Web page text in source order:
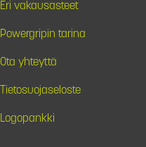
Eri vakausasteet
Powergripin tarina
Ota yhteyttä
Tietosuojaseloste
Logopankki